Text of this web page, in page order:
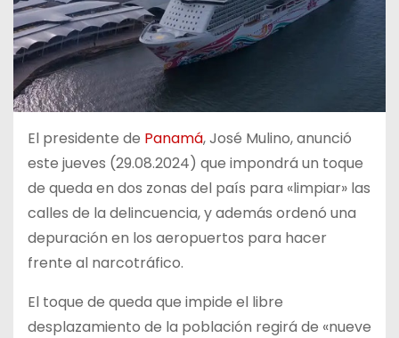
El presidente de Panamá, José Mulino, anunció
este jueves (29.08.2024) que impondrá un toque
de queda en dos zonas del país para «limpiar» las
calles de la delincuencia, y además ordenó una
depuración en los aeropuertos para hacer
frente al narcotráfico.
El toque de queda que impide el libre
desplazamiento de la población regirá de «nueve